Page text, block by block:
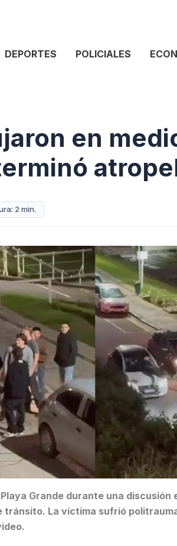
DEPORTES POLICIALES
en
2 min.
Grande durante una
tránsito. La víctima sufrió